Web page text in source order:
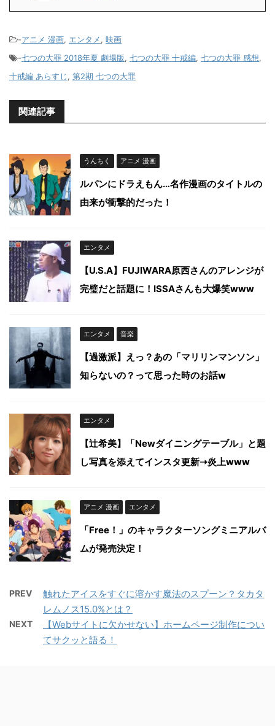
-アニメ 漫画, エンタメ, 映画
-七つの大罪 2018年夏 劇場版, 七つの大罪 十戒編, 七つの大罪 感想,
十戒編 あらすじ, 第2期 七つの大罪
関連記事
うんちく アニメ 漫画
ルパンにドラえもん…名作漫画のタイトルの
由来が衝撃的だった！
エンタメ
【U.S.A】FUJIWARA原西さんのアレンジが
完璧だと話題に！ISSAさんも大爆笑www
エンタメ 音楽
【過激派】えっ？あの「マリリンマンソン」
知らないの？って思った時のお話w
エンタメ
【辻希美】「Newダイニングテーブル」と題
し写真を添えてインスタ更新➝炎上www
アニメ 漫画 エンタメ
「Free！」のキャラクターソングミニアルバ
ムが発売決定！
PREV
触れたアイスをすぐに溶かす魔法のスプーン？タカタ
レムノス15.0%とは？
NEXT
【Webサイトに欠かせない】ホームページ制作につい
てサクッと語る！